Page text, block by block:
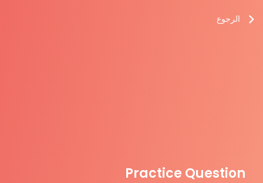
الرجوع
Practice Question